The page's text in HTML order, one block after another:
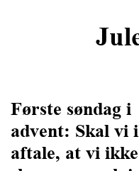
Første søndag i
advent: Skal vi
aftale, at vi ikke